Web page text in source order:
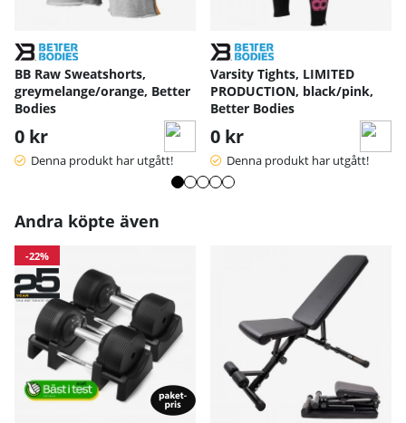
BB Raw Sweatshorts,
greymelange/orange, Better
Bodies
0 kr
Denna produkt har utgått!
Varsity Tights, LIMITED
PRODUCTION, black/pink,
Better Bodies
0 kr
Denna produkt har utgått!
Andra köpte även
-22%